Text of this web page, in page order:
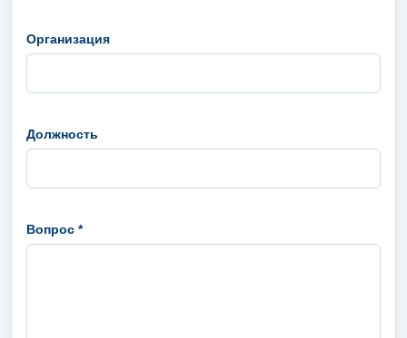
Организация
Должность
Вопрос *